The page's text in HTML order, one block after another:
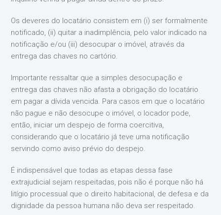
Os deveres do locatário consistem em (i) ser formalmente
notificado, (ii) quitar a inadimplência, pelo valor indicado na
notificação e/ou (iii) desocupar o imóvel, através da
entrega das chaves no cartório.
Importante ressaltar que a simples desocupação e
entrega das chaves não afasta a obrigação do locatário
em pagar a dívida vencida. Para casos em que o locatário
não pague e não desocupe o imóvel, o locador pode,
então, iniciar um despejo de forma coercitiva,
considerando que o locatário já teve uma notificação
servindo como aviso prévio do despejo.
É indispensável que todas as etapas dessa fase
extrajudicial sejam respeitadas, pois não é porque não há
litígio processual que o direito habitacional, de defesa e da
dignidade da pessoa humana não deva ser respeitado.